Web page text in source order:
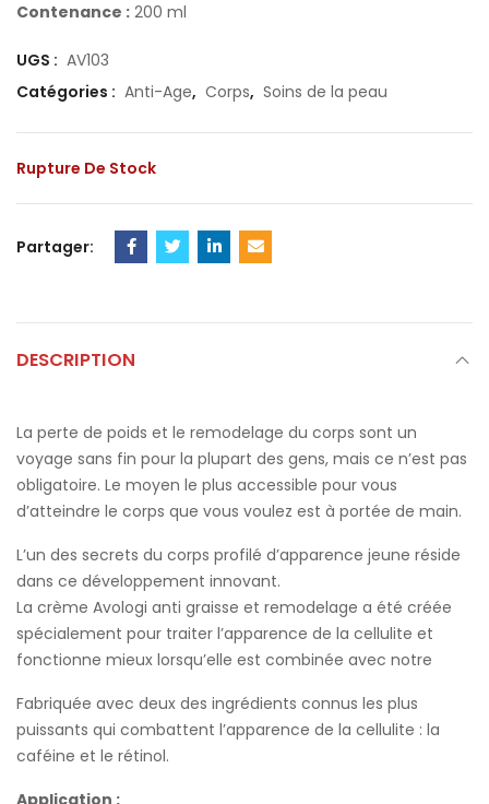
Contenance : 200 ml
UGS : AV103
Catégories : Anti-Age, Corps, Soins de la peau
Rupture De Stock
Partager:
DESCRIPTION
La perte de poids et le remodelage du corps sont un
voyage sans fin pour la plupart des gens, mais ce n’est pas
obligatoire. Le moyen le plus accessible pour vous
d’atteindre le corps que vous voulez est à portée de main.
L’un des secrets du corps profilé d’apparence jeune réside
dans ce développement innovant.
La crème Avologi anti graisse et remodelage a été créée
spécialement pour traiter l’apparence de la cellulite et
fonctionne mieux lorsqu’elle est combinée avec notre
Fabriquée avec deux des ingrédients connus les plus
puissants qui combattent l’apparence de la cellulite : la
caféine et le rétinol.
Application :